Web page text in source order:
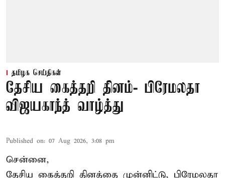
தமிழக செய்திகள்
தேசிய கைத்தறி தினம்- பிரேமலதா
விஜயகாந்த் வாழ்த்து
Published on: 07 Aug 2026, 3:08 pm
சென்னை,
தேசிய கைத்தறி தினத்தை முன்னிட்டு, பிரேமலதா